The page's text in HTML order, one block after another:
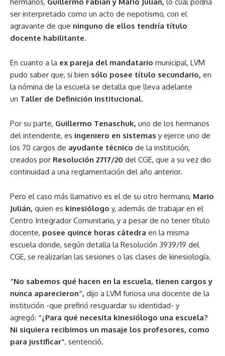
hermanos, Guillermo Fabián y Mario Julián, lo cual podría
ser interpretado como un acto de nepotismo, con el
agravante de que ninguno de ellos tendría título
docente habilitante.
En cuanto a la ex pareja del mandatario municipal, LVM
pudo saber que, si bien sólo posee título secundario, en
la nómina de la escuela se detalla que lleva adelante
un Taller de Definición Institucional.
Por su parte, Guillermo Tenaschuk, uno de los hermanos
del intendente, es ingeniero en sistemas y ejerce uno de
los 70 cargos de ayudante técnico de la institución,
creados por Resolución 2717/20 del CGE, que a su vez dio
continuidad a una reglamentación del año anterior.
Pero el caso más llamativo es el de su otro hermano, Mario
Julián, quien es kinesiólogo y, además de trabajar en el
Centro Integrador Comunitario, y a pesar de no tener título
docente, posee quince horas cátedra en la misma
escuela donde, según detalla la Resolución 3939/19 del
CGE, se realizarían las sesiones o las clases de kinesiología.
“No sabemos qué hacen en la escuela, tienen cargos y
nunca aparecieron”, dijo a LVM furiosa una docente de la
institución -que prefirió resguardar su identidad- y
agregó: “¿Para qué necesita kinesiólogo una escuela?
Ni siquiera recibimos un masaje los profesores, como
para justificar”, sentenció.